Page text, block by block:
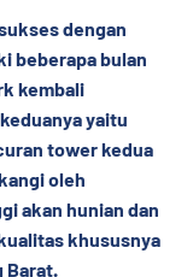
dengan
beberapa bulan
kembali
yaitu
tower kedua
oleh
akan hunian dan
khususnya
Barat.